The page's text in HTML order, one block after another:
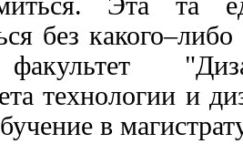
без
технологии и
в